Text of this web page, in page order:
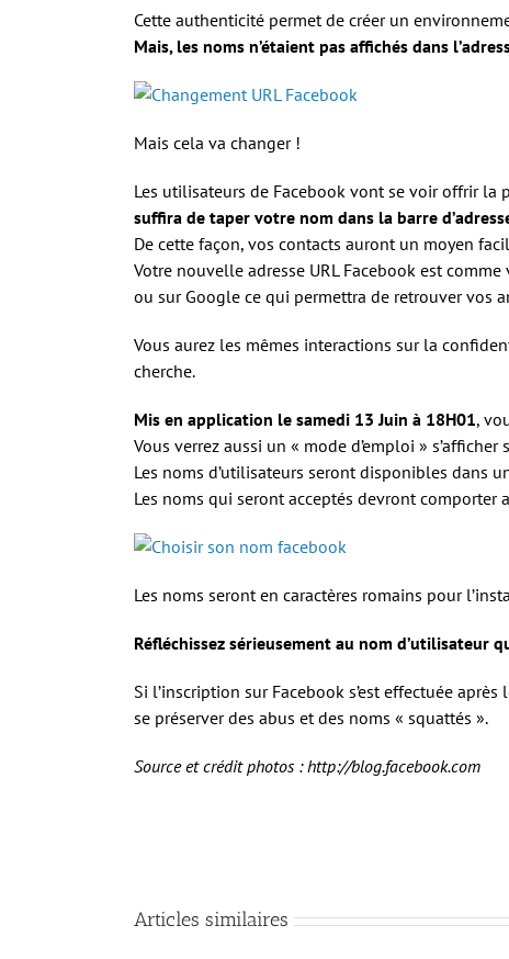
Cette authenticité permet de créer un
Mais, les noms n’étaient pas affichés dans
Mais cela va changer !
Les utilisateurs de Facebook vont se voir offrir
suffira de taper votre nom dans la barre
De cette façon, vos contacts auront un moyen
Votre nouvelle adresse URL Facebook est
ou sur Google ce qui permettra de retrouver vos
Vous aurez les mêmes interactions sur la
cherche.
Mis en application le samedi 13 Juin à 18H01,
Vous verrez aussi un « mode d’emploi »
Les noms d’utilisateurs seront disponibles dans
Les noms qui seront acceptés devront comporter
Les noms seront en caractères romains pour
Réfléchissez sérieusement au nom d’utilisateur
Si l’inscription sur Facebook s’est effectuée
se préserver des abus et des noms « squattés ».
Source et crédit photos : http://blog.facebook.com
Articles similaires